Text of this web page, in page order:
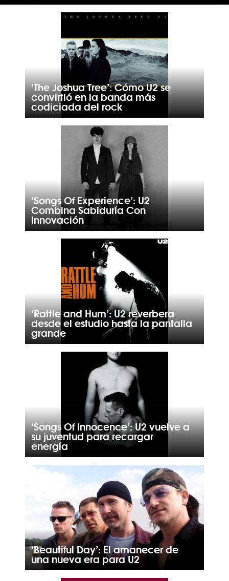
‘The Joshua Tree’: Cómo U2 se
convirtió en la banda más
codiciada del rock
‘Songs Of Experience’: U2
Combina Sabiduría Con
Innovación
‘Rattle and Hum’: U2 reverbera
desde el estudio hasta la pantalla
grande
‘Songs Of Innocence’: U2 vuelve a
su juventud para recargar
energía
‘Beautiful Day’: El amanecer de
una nueva era para U2